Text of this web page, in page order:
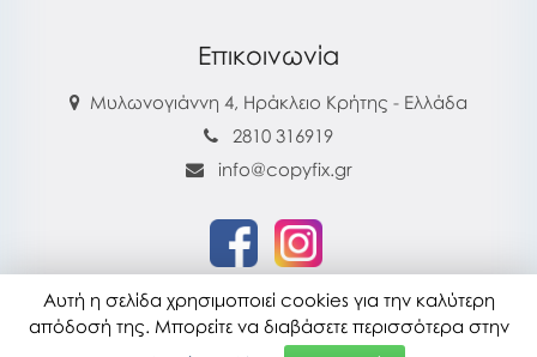
Επικοινωνία
Μυλωνογιάννη 4, Ηράκλειο Κρήτης - Ελλάδα
2810 316919
info@copyfix.gr
copyfix.gr © 2026
Τελευταία ενημέρωση : 28-07-2026 16:22
Αυτή η σελίδα χρησιμοποιεί cookies για την καλύτερη
απόδοσή της. Μπορείτε να διαβάσετε περισσότερα στην